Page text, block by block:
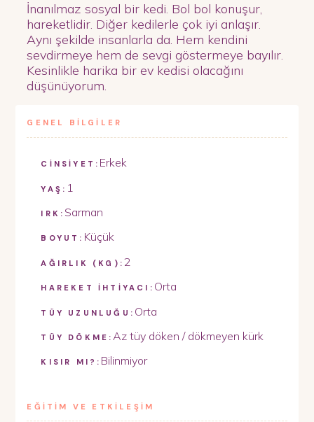
İnanılmaz sosyal bir kedi. Bol bol konuşur,
hareketlidir. Diğer kedilerle çok iyi anlaşır.
Aynı şekilde insanlarla da. Hem kendini
sevdirmeye hem de sevgi göstermeye bayılır.
Kesinlikle harika bir ev kedisi olacağını
düşünüyorum.
GENEL BİLGİLER
CİNSİYET: Erkek
YAŞ: 1
IRK: Sarman
BOYUT: Küçük
AĞIRLIK (KG): 2
HAREKET İHTİYACI: Orta
TÜY UZUNLUĞU: Orta
TÜY DÖKME:Az tüy döken / dökmeyen kürk
KISIR MI?: Bilinmiyor
EĞİTİM VE ETKİLEŞİM